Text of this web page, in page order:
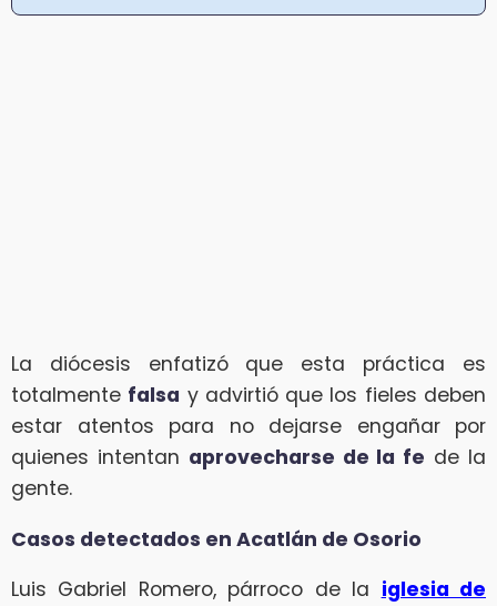
La diócesis enfatizó que esta práctica es
totalmente falsa y advirtió que los fieles deben
estar atentos para no dejarse engañar por
quienes intentan aprovecharse de la fe de la
gente.
Casos detectados en Acatlán de Osorio
Luis Gabriel Romero, párroco de la iglesia de